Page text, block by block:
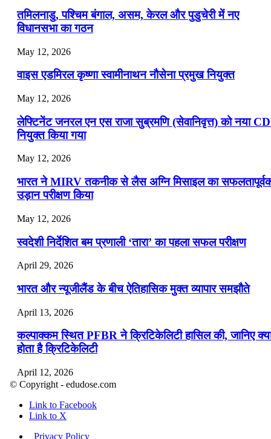
📝 डेली करेंट अफेयर्स: 13-15 जुलाई 2026
तमिलनाडु, पश्चिम बंगाल, असम, केरल और पुडुचेरी में नए
विधानसभा का गठन
May 12, 2026
वाइस एडमिरल कृष्णा स्वामीनाथन नौसेना प्रमुख नियुक्त
May 12, 2026
लेफ्टिनेंट जनरल एन एस राजा सुब्रमणि (सेवानिवृत्त) को नया
नियुक्त किया गया
May 12, 2026
भारत ने MIRV तकनीक से लैस अग्नि मिसाइल का
उड़ान परीक्षण किया
May 12, 2026
स्वदेशी निर्देशित बम प्रणाली ‘तारा’ का पहला सफल परीक्षण
April 29, 2026
भारत और न्यूजीलैंड के बीच ऐतिहासिक मुक्त व्यापार समझौते
April 13, 2026
कल्पाक्कम स्थित PFBR ने क्रिटिकेलिटी हासिल की, जानिए
होता है क्रिटिकेलिटी
April 12, 2026
April 9, 2026
© Copyright - edudose.com
Link to Facebook
Link to X
Privacy Policy